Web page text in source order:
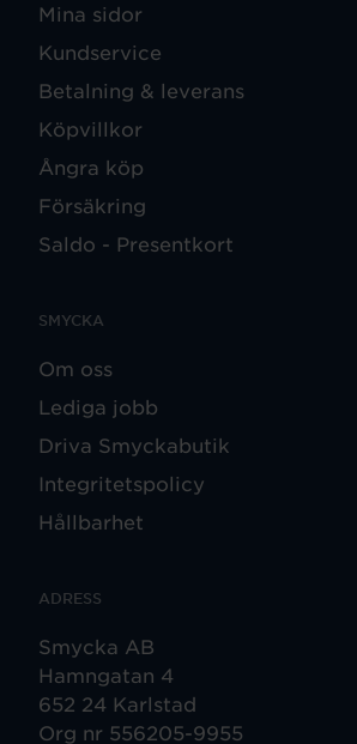
Mina sidor
Kundservice
Betalning & leverans
Köpvillkor
Ångra köp
Försäkring
Saldo - Presentkort
SMYCKA
Om oss
Lediga jobb
Driva Smyckabutik
Integritetspolicy
Hållbarhet
ADRESS
Smycka AB
Hamngatan 4
652 24 Karlstad
Org nr 556205-9955